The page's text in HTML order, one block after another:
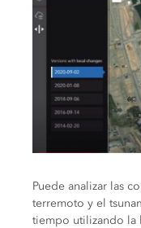
Puede analizar las
terremoto y el
tiempo utilizando la